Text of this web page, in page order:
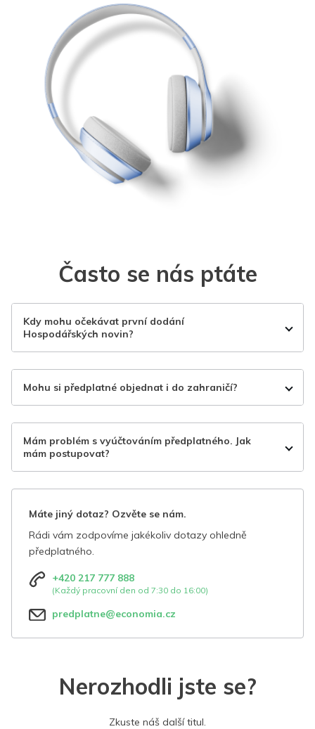
Často se nás ptáte
Kdy mohu očekávat první dodání
Hospodářských novin?
Mohu si předplatné objednat i do zahraničí?
Mám problém s vyúčtováním předplatného. Jak
mám postupovat?
Máte jiný dotaz? Ozvěte se nám.
Rádi vám zodpovíme jakékoliv dotazy ohledně
předplatného.
+420 217 777 888
(Každý pracovní den od 7:30 do 16:00)
predplatne@economia.cz
Nerozhodli jste se?
Zkuste náš další titul.